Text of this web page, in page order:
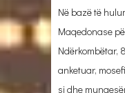
Në bazë të
Maqedonase
Ndërkombëtar,
anketuar,
si dhe